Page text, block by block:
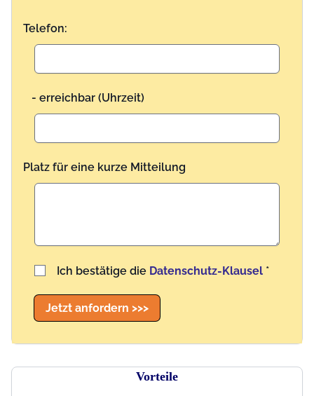
Telefon:
- erreichbar (Uhrzeit)
Platz für eine kurze Mitteilung
Benutzername
Ich bestätige die Datenschutz-Klausel *
Jetzt anfordern >>>
Vorteile